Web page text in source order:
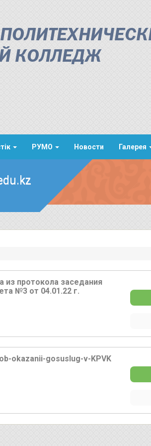
КОЛЛЕДЖ
РУМО Новости Галерея
из протокола заседания
№3 от 04.01.22 г.
okazanii-gosuslug-v-KPVK